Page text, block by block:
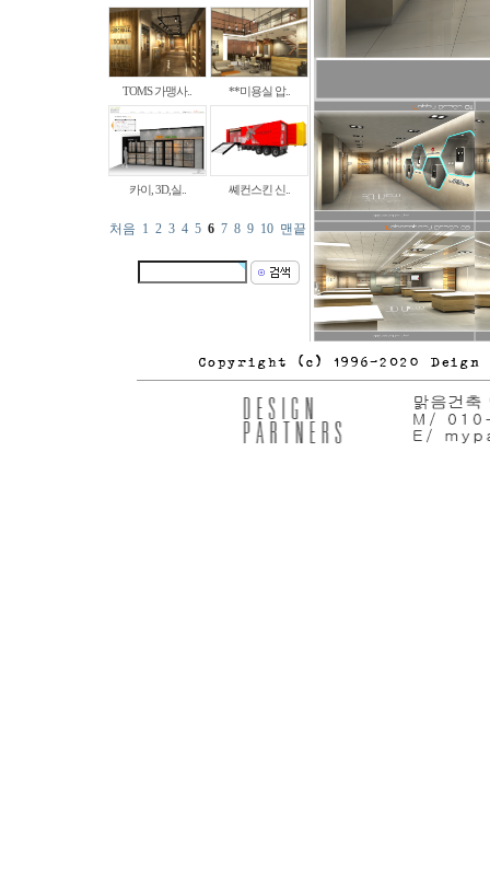
TOMS 가맹사.. **미용실 압..
카이, 3D,실.. 쎼컨스킨 신..
처음 1 2 3 4 5 6 7 8 9 10 맨끝